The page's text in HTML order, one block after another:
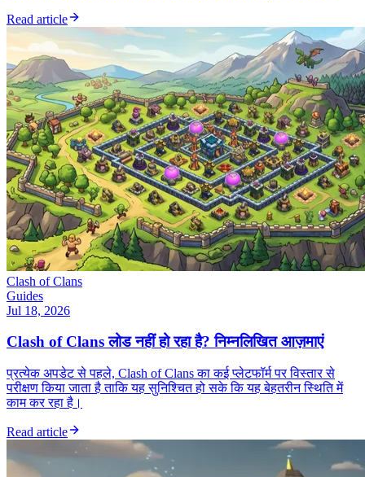
Read article
Clash of Clans
Guides
Jul 18, 2026
Clash of Clans लोड नहीं हो रहा है? निम्नलिखित आज़माएं
प्रत्येक अपडेट से पहले, Clash of Clans का कई प्लेटफॉर्म पर विस्तार से
परीक्षण किया जाता है ताकि यह सुनिश्चित हो सके कि यह बेहतरीन स्थिति में
काम कर रहा है।
Read article